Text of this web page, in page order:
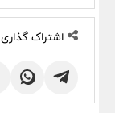
اشتراک گذاری